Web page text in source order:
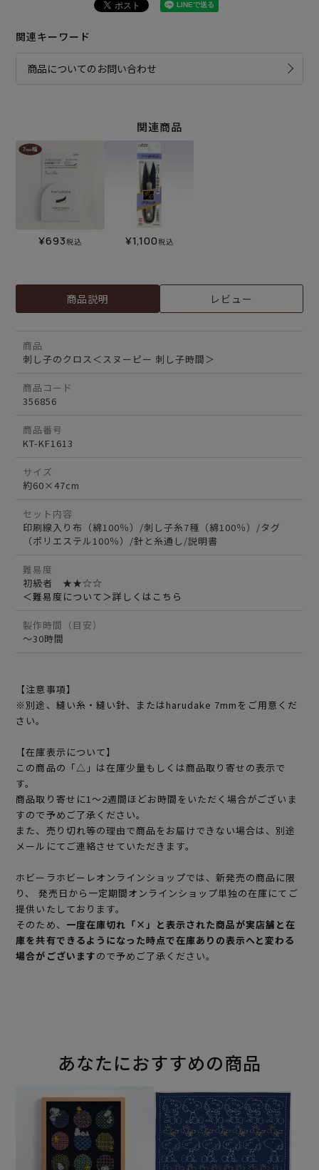
関連キーワード
商品についてのお問い合わせ
関連商品
¥693税込 ¥1,100税込
商品説明 レビュー
商品
刺し子のクロス＜スヌーピー 刺し子時間＞
商品コード
356856
商品番号
KT-KF1613
サイズ
約60×47cm
セット内容
印刷線入り布（綿100％）/刺し子糸7種（綿100％）/タグ
（ポリエステル100％）/針と糸通し/説明書
難易度
初級者 ★★☆☆
＜難易度について＞詳しくはこちら
製作時間（目安）
～30時間
【注意事項】
※別途、縫い糸・縫い針、またはharudake 7mmをご用意くだ
さい。
【在庫表示について】
この商品の「△」は在庫少量もしくは商品取り寄せの表示で
す。
商品取り寄せに1～2週間ほどお時間をいただく場合がございま
すので予めご了承ください。
また、売り切れ等の理由で商品をお届けできない場合は、別途
メールにてご連絡させていただきます。
ホビーラホビーレオンラインショップでは、新発売の商品に限
り、 発売日から一定期間オンラインショップ単独の在庫にてご
提供いたしております。
そのため、 一度在庫切れ「×」と表示された商品が実店舗と在
庫を共有できるようになった時点で在庫ありの表示へと変わる
場合がございますので予めご了承ください。
あなたにおすすめの商品